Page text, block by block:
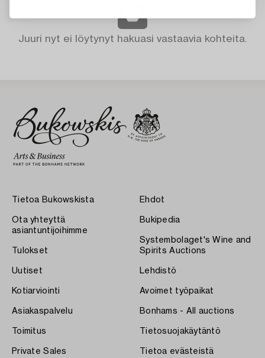
Juuri nyt ei löytynyt hakuasi vastaavia kohteita.
Tietoa Bukowskista
Ota yhteyttä
asiantuntijoihimme
Tulokset
Uutiset
Kotiarviointi
Asiakaspalvelu
Toimitus
Private Sales
Ehdot
Bukipedia
Systembolaget's Wine and
Spirits Auctions
Lehdistö
Avoimet työpaikat
Bonhams - All auctions
Tietosuojakäytäntö
Tietoa evästeistä